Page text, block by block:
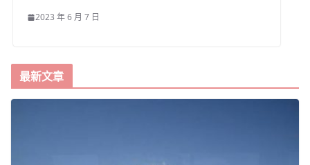
2023 年 6 月 7 日
最新文章